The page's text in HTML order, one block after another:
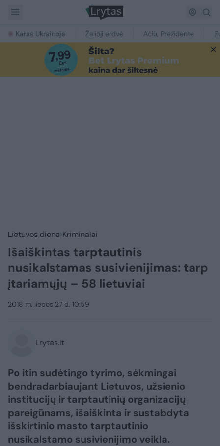
Karas Ukrainoje Žalioji erdvė Ačiū, Prezidente
Lietuvos diena Kriminalai
Išaiškintas tarptautinis
nusikalstamas susivienijimas: tarp
įtariamųjų – 58 lietuviai
2018 m. liepos 27 d. 10:59
Lrytas.lt
Po itin sudėtingo tyrimo, sėkmingai
bendradarbiaujant Lietuvos, užsienio
institucijų ir tarptautinių organizacijų
pareigūnams, išaiškinta ir sustabdyta
išskirtinio masto tarptautinio
nusikalstamo susivienijimo veikla.